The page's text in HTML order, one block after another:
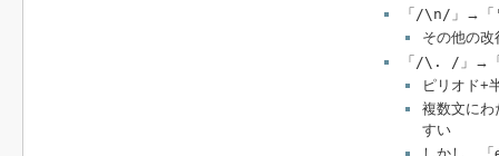
「 /\n/ 」→「
その他の
「 /\. / 」→
ピリオド+
複数文にわ
すい